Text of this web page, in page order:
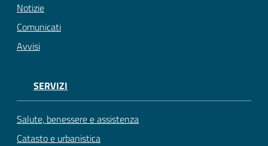
Notizie
Comunicati
Avvisi
SERVIZI
Salute, benessere e assistenza
Catasto e urbanistica